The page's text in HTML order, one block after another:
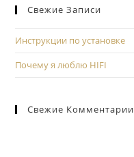
Свежие Записи
Инструкции по установке
Почему я люблю HIFI
Свежие Комментарии